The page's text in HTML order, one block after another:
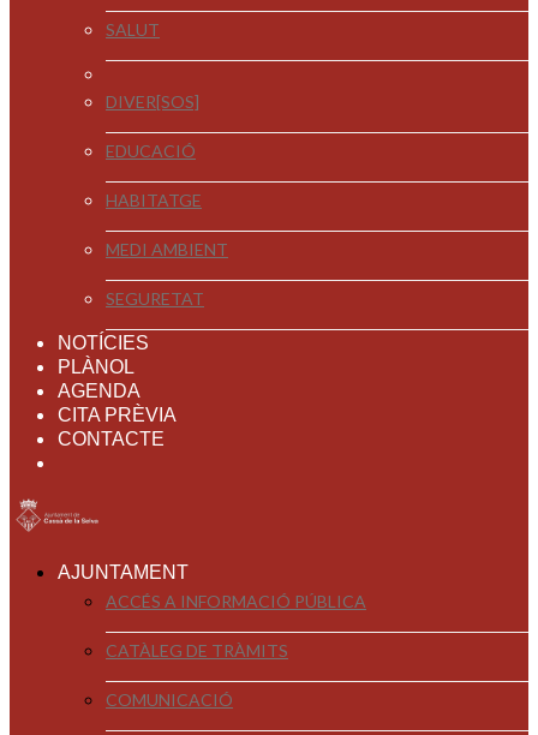
SALUT
DIVER[SOS]
EDUCACIÓ
HABITATGE
MEDI AMBIENT
SEGURETAT
NOTÍCIES
PLÀNOL
AGENDA
CITA PRÈVIA
CONTACTE
AJUNTAMENT
ACCÉS A INFORMACIÓ PÚBLICA
CATÀLEG DE TRÀMITS
COMUNICACIÓ